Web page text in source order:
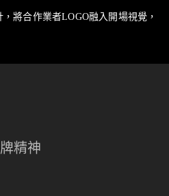
將合作業者LOGO融入開場視覺，
精神